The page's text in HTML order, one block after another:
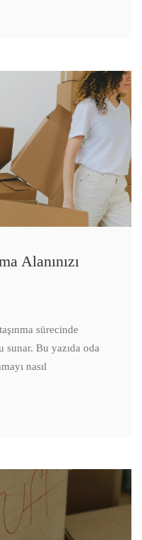
Alanınızı
sürecinde
sunar. Bu yazıda oda
nasıl